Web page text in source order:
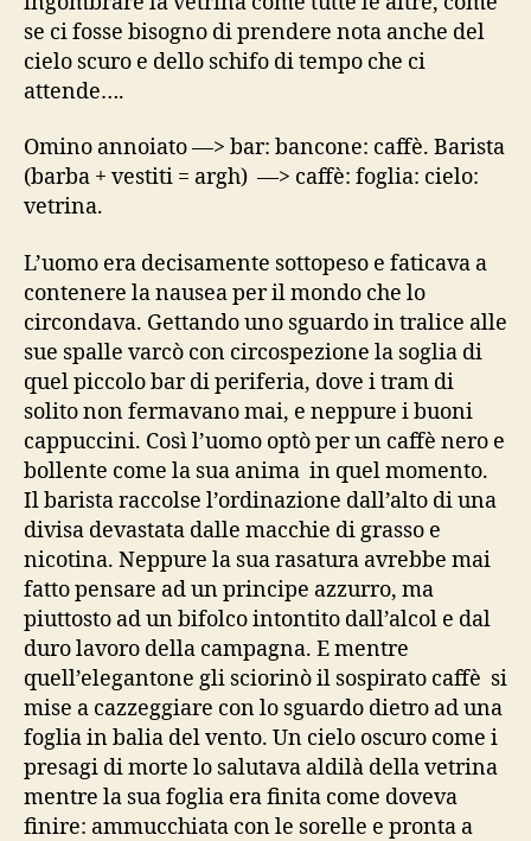
se ci fosse bisogno di prendere nota anche del
cielo scuro e dello schifo di tempo che ci
attende….
Omino annoiato —> bar: bancone: caffè. Barista
(barba + vestiti = argh) —> caffè: foglia: cielo:
vetrina.
L’uomo era decisamente sottopeso e faticava a
contenere la nausea per il mondo che lo
circondava. Gettando uno sguardo in tralice alle
sue spalle varcò con circospezione la soglia di
quel piccolo bar di periferia, dove i tram di
solito non fermavano mai, e neppure i buoni
cappuccini. Così l’uomo optò per un caffè nero e
bollente come la sua anima in quel momento.
Il barista raccolse l’ordinazione dall’alto di una
divisa devastata dalle macchie di grasso e
nicotina. Neppure la sua rasatura avrebbe mai
fatto pensare ad un principe azzurro, ma
piuttosto ad un bifolco intontito dall’alcol e dal
duro lavoro della campagna. E mentre
quell’elegantone gli sciorinò il sospirato caffè si
mise a cazzeggiare con lo sguardo dietro ad una
foglia in balia del vento. Un cielo oscuro come i
presagi di morte lo salutava aldilà della vetrina
mentre la sua foglia era finita come doveva
finire: ammucchiata con le sorelle e pronta a